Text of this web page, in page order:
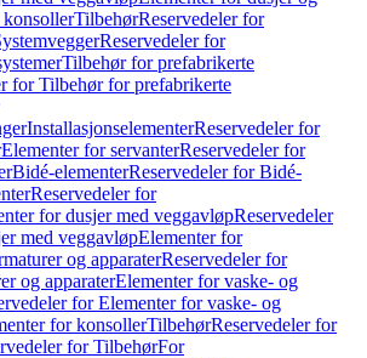
TilbehørReservedeler for
Reservedeler for
Tilbehør for prefabrikerte
for Tilbehør for prefabrikerte
InstallasjonselementerReservedeler for
Elementer for servanterReservedeler for
Bidé-elementerReservedeler for Bidé-
Reservedeler for
for dusjer med veggavløpReservedeler
med veggavløpElementer for
og apparaterReservedeler for
og apparaterElementer for vaske- og
for Elementer for vaske- og
for konsollerTilbehørReservedeler for
for TilbehørFor